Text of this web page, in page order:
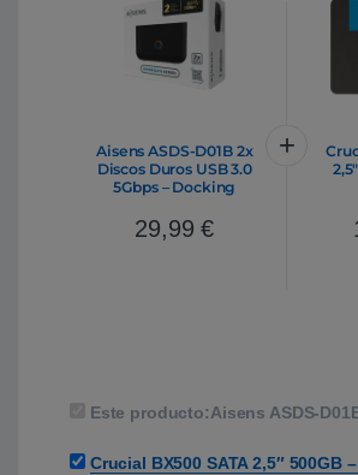
Aisens ASDS-D01B 2x
Discos Duros USB 3.0
5Gbps – Docking
29,99€
Este producto:Aisens ASDS-
Crucial BX500 SATA 2,5″ 500GB